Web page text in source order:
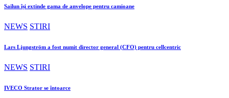
Sailun își extinde gama de anvelope pentru camioane
NEWS STIRI
Lars Ljungström a fost numit director general (CFO) pentru cellcentric
NEWS STIRI
IVECO Strator se întoarce